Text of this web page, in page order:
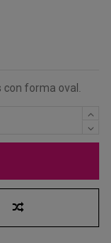
forma oval.